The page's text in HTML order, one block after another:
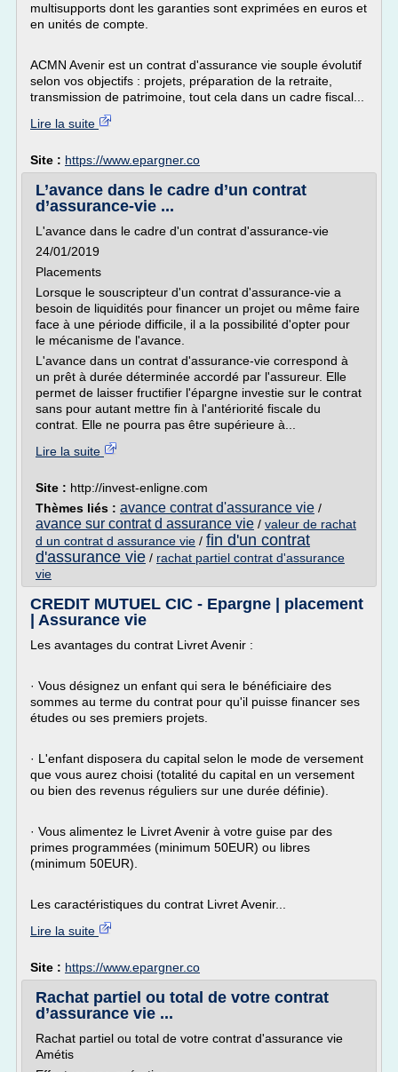
multisupports dont les garanties sont exprimées en euros et
en unités de compte.
ACMN Avenir est un contrat d'assurance vie souple évolutif
selon vos objectifs : projets, préparation de la retraite,
transmission de patrimoine, tout cela dans un cadre fiscal...
Lire la suite
Site : https://www.epargner.co
L’avance dans le cadre d’un contrat
d’assurance-vie ...
L'avance dans le cadre d'un contrat d'assurance-vie
24/01/2019
Placements
Lorsque le souscripteur d'un contrat d'assurance-vie a
besoin de liquidités pour financer un projet ou même faire
face à une période difficile, il a la possibilité d'opter pour
le mécanisme de l'avance.
L'avance dans un contrat d'assurance-vie correspond à
un prêt à durée déterminée accordé par l'assureur. Elle
permet de laisser fructifier l'épargne investie sur le contrat
sans pour autant mettre fin à l'antériorité fiscale du
contrat. Elle ne pourra pas être supérieure à...
Lire la suite
Site : http://invest-enligne.com
Thèmes liés : avance contrat d'assurance vie /
avance sur contrat d assurance vie / valeur de rachat
d un contrat d assurance vie / fin d'un contrat
d'assurance vie / rachat partiel contrat d'assurance
vie
CREDIT MUTUEL CIC - Epargne | placement
| Assurance vie
Les avantages du contrat Livret Avenir :
· Vous désignez un enfant qui sera le bénéficiaire des
sommes au terme du contrat pour qu'il puisse financer ses
études ou ses premiers projets.
· L'enfant disposera du capital selon le mode de versement
que vous aurez choisi (totalité du capital en un versement
ou bien des revenus réguliers sur une durée définie).
· Vous alimentez le Livret Avenir à votre guise par des
primes programmées (minimum 50EUR) ou libres
(minimum 50EUR).
Les caractéristiques du contrat Livret Avenir...
Lire la suite
Site : https://www.epargner.co
Rachat partiel ou total de votre contrat
d’assurance vie ...
Rachat partiel ou total de votre contrat d'assurance vie
Amétis